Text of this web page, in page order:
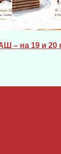
– на 19 и 20